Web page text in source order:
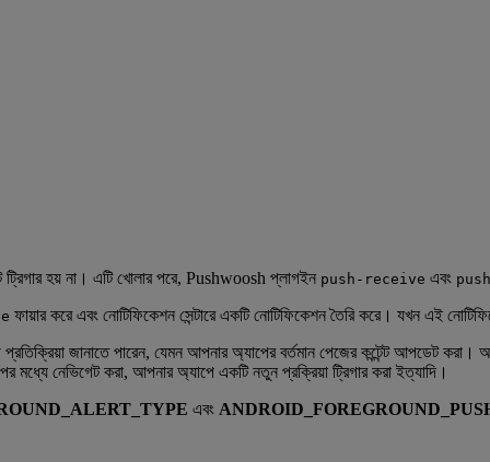
ট্রিগার হয় না। এটি খোলার পরে, Pushwoosh প্লাগইন push-receive এবং
ফায়ার করে এবং নোটিফিকেশন সেন্টারে একটি নোটিফিকেশন তৈরি করে। যখন এই
জানাতে পারেন, যেমন আপনার অ্যাপের বর্তমান পেজের কন্টেন্ট আপডেট করা।
মধ্যে নেভিগেট করা, আপনার অ্যাপে একটি নতুন প্রক্রিয়া ট্রিগার করা ইত্যাদি।
এবং